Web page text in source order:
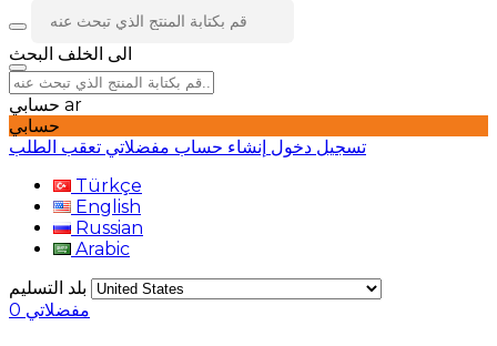
الى الخلف البحث
ar
حسابي
تسجيل دخول إنشاء حساب مفضلاتي تعقب الطلب
Türkçe
English
Russian
Arabic
بلد التسليم
مفضلاتي 0